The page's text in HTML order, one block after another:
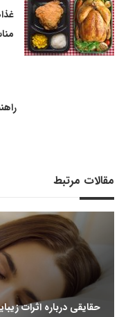
مقالات مرتبط
حقایقی درباره اثرات